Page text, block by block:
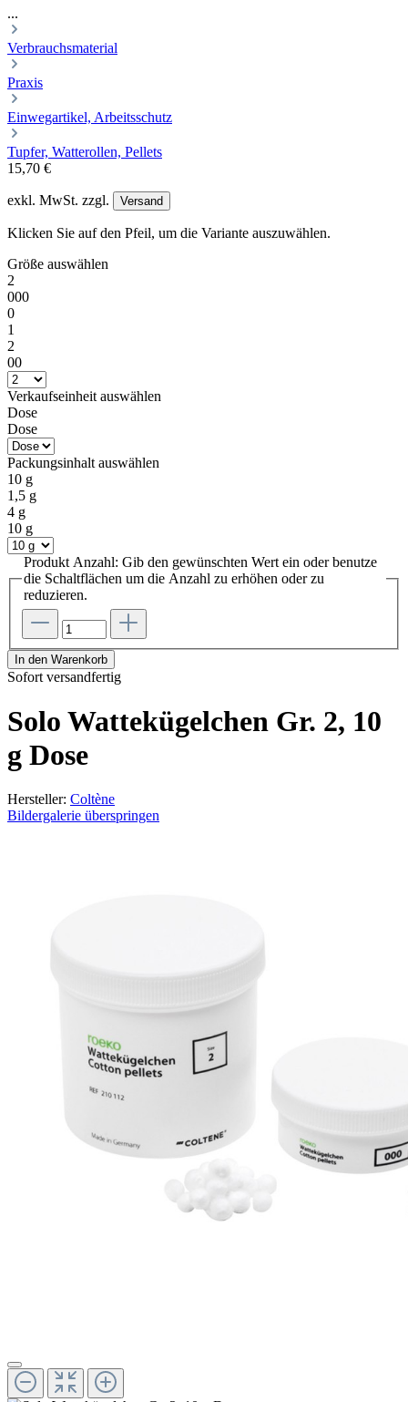
...
Verbrauchsmaterial
Praxis
Einwegartikel, Arbeitsschutz
Tupfer, Watterollen, Pellets
15,70 €
exkl. MwSt. zzgl. Versand
Klicken Sie auf den Pfeil, um die Variante auszuwählen.
Größe auswählen
2
000
0
1
2
00
Verkaufseinheit auswählen
Dose
Dose
Packungsinhalt auswählen
10 g
1,5 g
4 g
10 g
Produkt Anzahl: Gib den gewünschten Wert ein oder benutze
die Schaltflächen um die Anzahl zu erhöhen oder zu
reduzieren.
In den Warenkorb
Sofort versandfertig
Solo Wattekügelchen Gr. 2, 10
g Dose
Hersteller: Coltène
Bildergalerie überspringen